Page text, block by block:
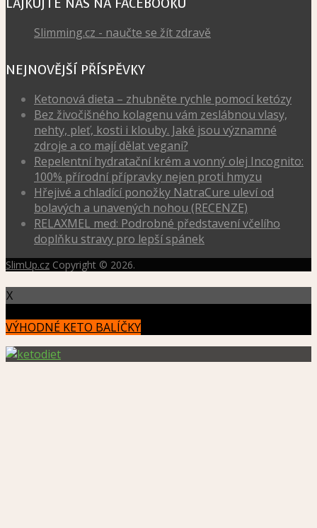
LAJKUJTE NÁS NA FACEBOOKU
Slimming.cz - naučte se žít zdravě
NEJNOVĚJŠÍ PŘÍSPĚVKY
Ketonová dieta – zhubněte rychle pomocí ketózy
Bez živočišného kolagenu vám zeslábnou vlasy,
nehty, pleť, kosti i klouby. Jaké jsou významné
zdroje a co mají dělat vegani?
Repelentní hydratační krém a vonný olej Incognito:
100% přírodní přípravky nejen proti hmyzu
Hřejivé a chladící ponožky NatraCure uleví od
bolavých a unavených nohou (RECENZE)
RELAXMEL med: Podrobné představení včelího
doplňku stravy pro lepší spánek
SlimUp.cz Copyright © 2026.
X
VÝHODNÉ KETO BALÍČKY